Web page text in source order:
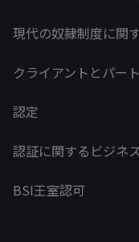
現代の奴隷制度に関
クライアントとパー
認定
認証に関するビジネ
BSI王室認可